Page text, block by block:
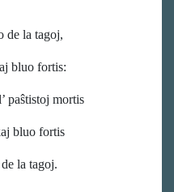
de la tagoj,
bluo fortis:
paŝtistoj mortis
bluo fortis
la tagoj.